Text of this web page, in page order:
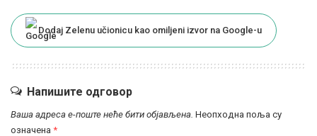
Dodaj Zelenu učionicu kao omiljeni izvor na Google-u
Напишите одговор
Ваша адреса е-поште неће бити објављена. Неопходна поља су
означена *